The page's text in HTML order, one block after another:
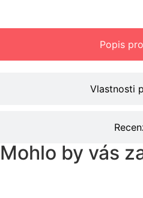
Popis
Vlastnosti
Mohlo by vás